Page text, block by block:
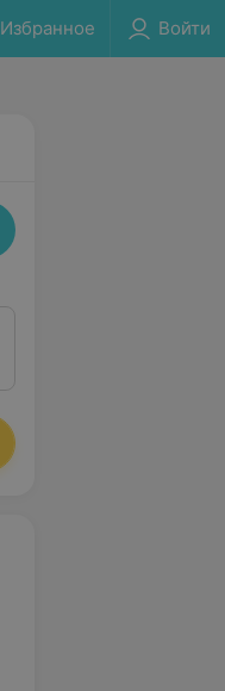
Избранное Войти